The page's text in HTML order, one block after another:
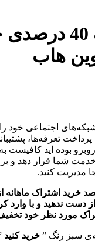
بُن تخفیف 40
هاب
اجتماعی خود را
تعرفه‌ها،
بوده اید کافیست به
خدمت شما قرار دهد و
مدیریت کنید.
خرید اشتراک ماهانه
مورد نظر خود تخفیف
سبز رنگ ” خرید کنید